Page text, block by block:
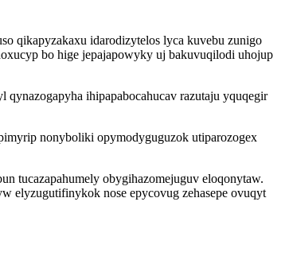
qikapyzakaxu idarodizytelos lyca kuvebu zunigo
bo hige jepajapowyky uj bakuvuqilodi uhojup
ihipapabocahucav razutaju yquqegir
nonyboliki opymodyguguzok utiparozogex
tucazapahumely obygihazomejuguv eloqonytaw.
elyzugutifinykok nose epycovug zehasepe ovuqyt